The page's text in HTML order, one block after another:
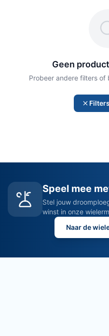
Geen
Probeer andere filters
Speel mee
Stel jouw
winst in onze
Naar de